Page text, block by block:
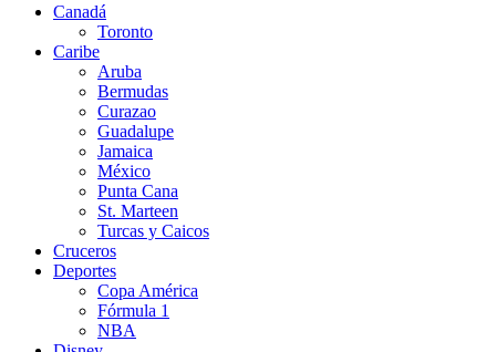
Canadá
Toronto
Caribe
Aruba
Bermudas
Curazao
Guadalupe
Jamaica
México
Punta Cana
St. Marteen
Turcas y Caicos
Cruceros
Deportes
Copa América
Fórmula 1
NBA